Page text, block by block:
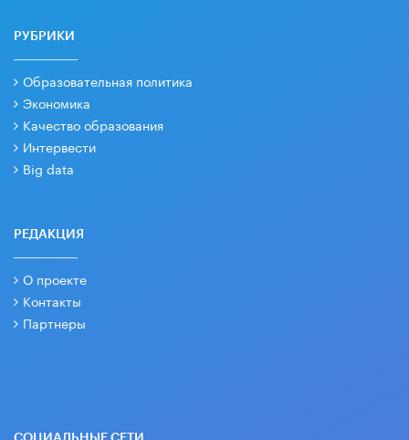
РУБРИКИ
Образовательная политика
Экономика
Качество образования
Интервести
Big data
РЕДАКЦИЯ
О проекте
Контакты
Партнеры